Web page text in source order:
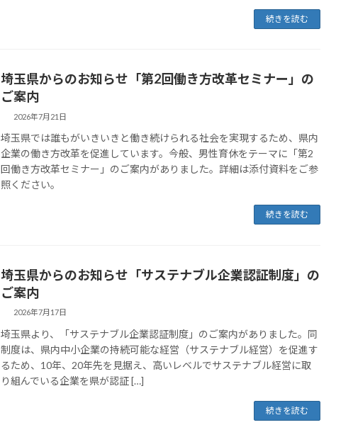
続きを読む
埼玉県からのお知らせ「第2回働き方改革セミナー」の
ご案内
2026年7月21日
埼玉県では誰もがいきいきと働き続けられる社会を実現するため、県内
企業の働き方改革を促進しています。今般、男性育休をテーマに「第2
回働き方改革セミナー」のご案内がありました。詳細は添付資料をご参
照ください。
続きを読む
埼玉県からのお知らせ「サステナブル企業認証制度」の
ご案内
2026年7月17日
埼玉県より、「サステナブル企業認証制度」のご案内がありました。同
制度は、県内中小企業の持続可能な経営（サステナブル経営）を促進す
るため、10年、20年先を見据え、高いレベルでサステナブル経営に取
り組んでいる企業を県が認証 […]
続きを読む